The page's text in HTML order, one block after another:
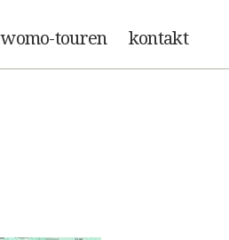
womo-touren kontakt